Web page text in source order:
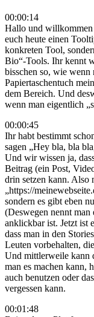
00:00:14
Hallo und
euch heute einen
konkreten Tool,
Bio“-Tools. Ihr kennt
bisschen so, wie wenn
Papiertaschentuch
dem Bereich. Und
wenn man eigentlich
00:00:45
Ihr habt bestimmt
sagen „Hey bla, bla
Und wir wissen ja,
Beitrag (ein Post,
drin setzen kann. Also
„https://
sondern es gibt eben
(Deswegen nennt
anklickbar ist. Jetzt ist
dass man in den
Leuten vorbehalten,
Und mittlerweile kann
man es machen kann,
auch benutzen oder
vergessen kann.
00:01:48